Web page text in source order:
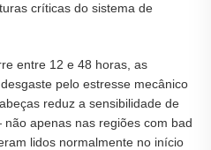
críticas do sistema de
entre 12 e 48 horas, as
pelo estresse mecânico
reduz a sensibilidade de
apenas nas regiões com bad
lidos normalmente no início